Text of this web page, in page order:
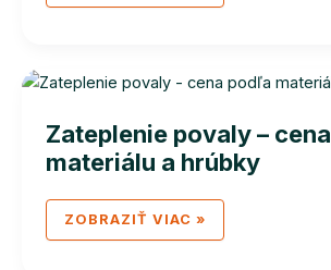
DUTÝ
Zateplenie povaly –
materiálu a hrúbky
ZATEPLENIE
–
ZOBRAZIŤ VIAC »